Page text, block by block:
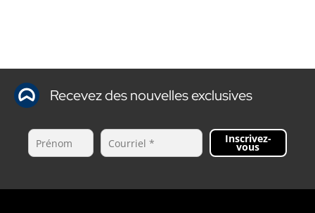
Recevez des nouvelles exclusives
Inscrivez-
vous